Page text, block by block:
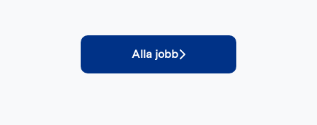
Alla jobb